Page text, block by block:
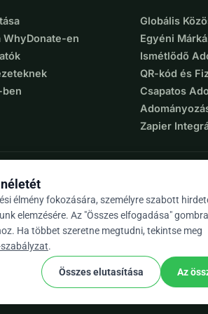
WhyDonate-en
ben
Globális
Egyéni
Ismétlődő
QR-kód és
Csapatos
Zapier
alapján
Cookie Beállítások
élmény fokozására, személyre szabott
elemzésére. Az "Összes elfogadása"
Ha többet szeretne megtudni, tekintse meg
.
Összes elutasítása Az